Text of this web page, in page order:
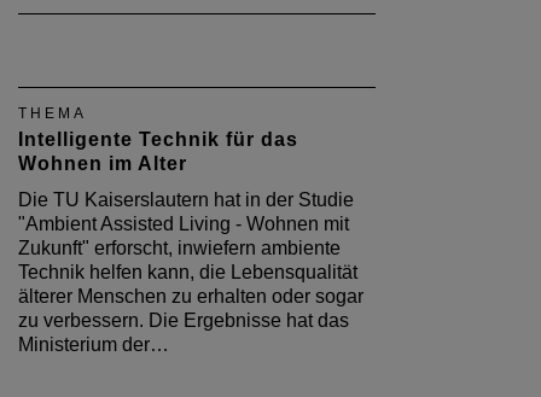
THEMA
Intelligente Technik für das
Wohnen im Alter
Die TU Kaiserslautern hat in der Studie
"Ambient Assisted Living - Wohnen mit
Zukunft" erforscht, inwiefern ambiente
Technik helfen kann, die Lebensqualität
älterer Menschen zu erhalten oder sogar
zu verbessern. Die Ergebnisse hat das
Ministerium der…